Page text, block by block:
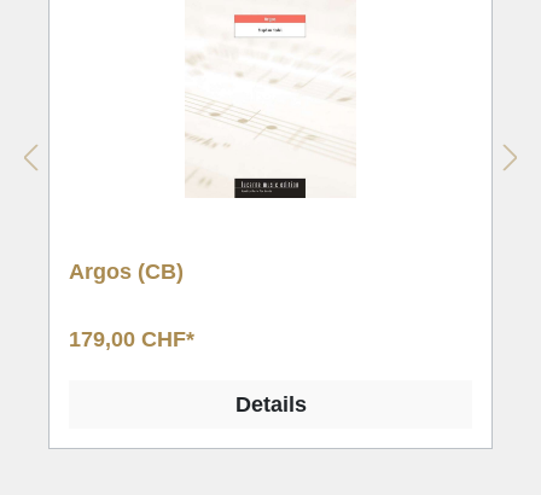
Argos (CB)
179,00 CHF*
Details